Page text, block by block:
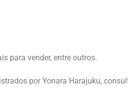
para vender, entre outros.
por Yonara Harajuku,